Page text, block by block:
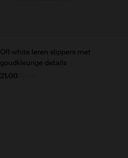
Off white leren slippers met
goudkleurige details
21.00